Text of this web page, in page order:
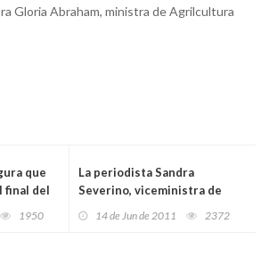
Gloria Abraham, ministra de Agrilcultura
que
final del
1950
La periodista Sandra
Severino, viceministra de
14 de Jun de 2011 2372